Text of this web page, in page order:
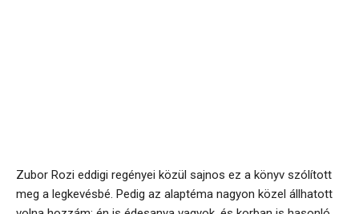
Zubor Rozi eddigi regényei közül sajnos ez a könyv szólított
meg a legkevésbé. Pedig az alaptéma nagyon közel állhatott